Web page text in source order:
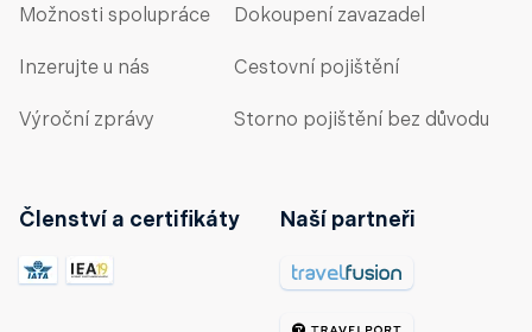
Možnosti spolupráce
Inzerujte u nás
Výroční zprávy
Dokoupení zavazadel
Cestovní pojištění
Storno pojištění bez důvodu
Členství a certifikáty Naší partneři